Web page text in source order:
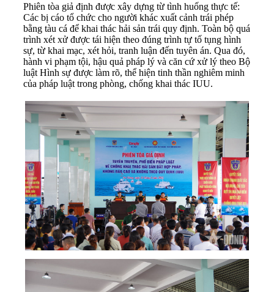
Phiên tòa giả định được xây dựng từ tình huống thực tế:
Các bị cáo tổ chức cho người khác xuất cảnh trái phép
bằng tàu cá để khai thác hải sản trái quy định. Toàn bộ quá
trình xét xử được tái hiện theo đúng trình tự tố tụng hình
sự, từ khai mạc, xét hỏi, tranh luận đến tuyên án. Qua đó,
hành vi phạm tội, hậu quả pháp lý và căn cứ xử lý theo Bộ
luật Hình sự được làm rõ, thể hiện tinh thần nghiêm minh
của pháp luật trong phòng, chống khai thác IUU.